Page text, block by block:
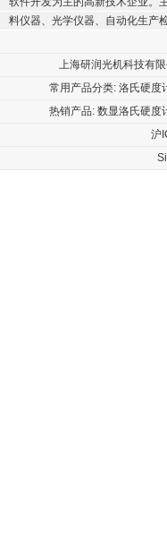
料仪器、光学仪器、自动化生产
上海研润光机科技有限
常用产品分类: 洛氏硬度
热销产品: 数显洛氏硬度
沪